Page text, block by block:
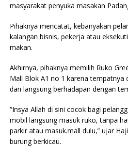
masyarakat penyuka masakan
Pihaknya mencatat, kebanyakan
kalangan bisnis, pekerja atau
makan.
Akhirnya, pihaknya memilih Ruko
Mall Blok A1 no 1 karena tempatnya
dan langsung berhadapan dengan
“Insya Allah di sini cocok bagi
mobil langsung masuk ruko, tanpa
parkir atau masuk.mall dulu,” ujar
burung berkicau.